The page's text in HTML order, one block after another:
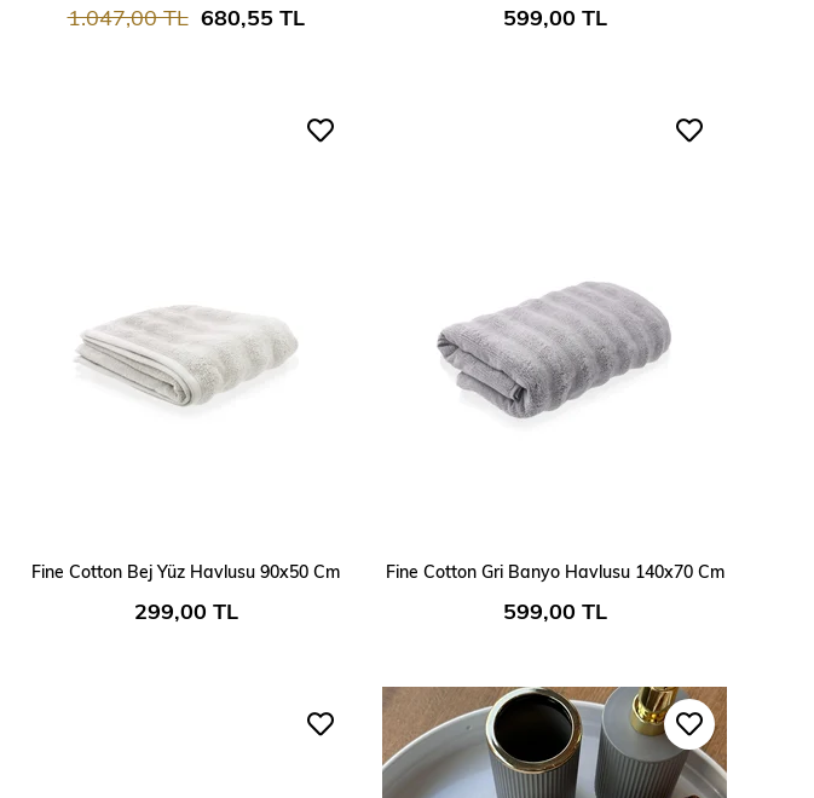
680,55 TL
1.047,00 TL 599,00 TL
Fine Cotton Bej Yüz Havlusu 90x50 Cm
299,00 TL
Fine Cotton Gri Banyo Havlusu 140x70 Cm
599,00 TL